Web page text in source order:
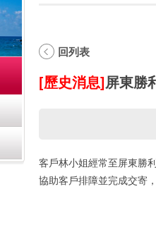
回列表
[歷史消息]屏東勝
客戶林小姐經常至屏東勝
協助客戶排障並完成交寄